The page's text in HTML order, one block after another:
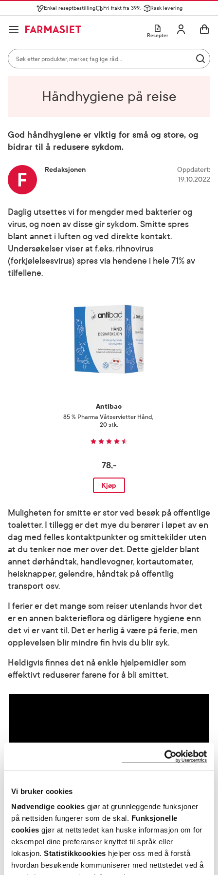
Vi bruker cookies
Nødvendige cookies gjør at grunnleggende funksjoner
på nettsiden fungerer som de skal. Funksjonelle
cookies gjør at nettstedet kan huske informasjon om for
eksempel dine preferanser knyttet til språk eller
lokasjon. Statistikkcookies hjelper oss med å forstå
hvordan besøkende kommuniserer med nettstedet ved å
Enkel reseptbestilling Fri frakt fra 399,- Rask levering
GÅ TIL INNHOLD
TIL HANDLEKURVEN
Åpne
Søk i apotek
Utfør
Resepter Min profil
Hjem
Håndhygiene på
reise
Håndhygiene på reise
God håndhygiene er viktig for små og store, og
bidrar til å redusere sykdom.
Redaksjonen Oppdatert:
19.10.2022
Daglig utsettes vi for mengder med bakterier og
virus, og noen av disse gir sykdom. Smitte spres
blant annet i luften og ved direkte kontakt.
Undersøkelser viser at f.eks. rihnovirus
(forkjølelsesvirus) spres via hendene i hele 71% av
tilfellene.
Antibac
85 % Pharma Våtservietter Hånd,
20 stk.
78,-
Kjøp
Muligheten for smitte er stor ved besøk på offentlige
toaletter. I tillegg er det mye du berører i løpet av en
dag med felles kontaktpunkter og smittekilder uten
at du tenker noe mer over det. Dette gjelder blant
annet dørhåndtak, handlevogner, kortautomater,
heisknapper, gelendre, håndtak på offentlig
transport osv.
I ferier er det mange som reiser utenlands hvor det
er en annen bakterieflora og dårligere hygiene enn
det vi er vant til. Det er herlig å være på ferie, men
opplevelsen blir mindre fin hvis du blir syk.
Heldigvis finnes det nå enkle hjelpemidler som
effektivt reduserer farene for å bli smittet.
Husk god håndhygiene i hverdagen og
under selve reisen og hele oppholdet!
Søk i apotek
Skriv inn minst ett tegn for å se forslag, eller trykk søk.
Mest søkte kategorier
paracet
magnesium
cosmica